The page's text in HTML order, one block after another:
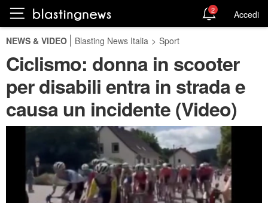
2 Accedi
NEWS & VIDEO Blasting News Italia > Sport
Ciclismo: donna in scooter
per disabili entra in strada e
causa un incidente (Video)